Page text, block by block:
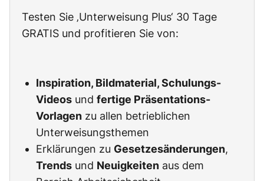
Testen Sie ‚Unterweisung Plus‘ 30 Tage
GRATIS und profitieren Sie von:
Inspiration, Bildmaterial, Schulungs-
Videos und fertige Präsentations-
Vorlagen zu allen betrieblichen
Unterweisungsthemen
Erklärungen zu Gesetzesänderungen,
Trends und Neuigkeiten aus dem